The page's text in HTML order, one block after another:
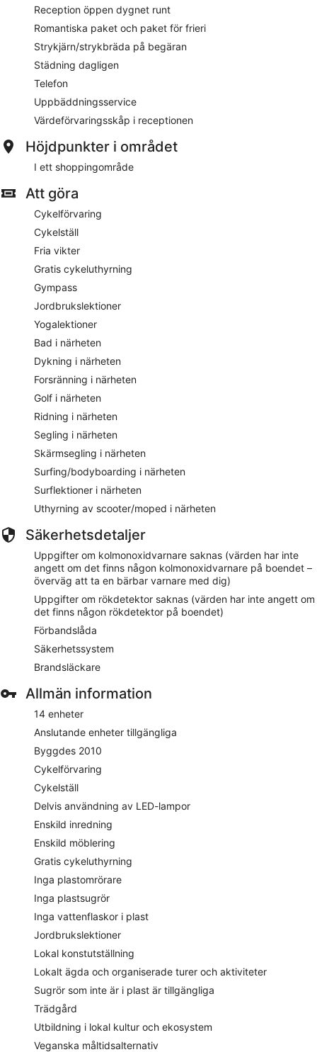
Reception öppen dygnet runt
Romantiska paket och paket för frieri
Strykjärn/strykbräda på begäran
Städning dagligen
Telefon
Uppbäddningsservice
Värdeförvaringsskåp i receptionen
Höjdpunkter i området
I ett shoppingområde
Att göra
Cykelförvaring
Cykelställ
Fria vikter
Gratis cykeluthyrning
Gympass
Jordbrukslektioner
Yogalektioner
Bad i närheten
Dykning i närheten
Forsränning i närheten
Golf i närheten
Ridning i närheten
Segling i närheten
Skärmsegling i närheten
Surfing/bodyboarding i närheten
Surflektioner i närheten
Uthyrning av scooter/moped i närheten
Säkerhetsdetaljer
Uppgifter om kolmonoxidvarnare saknas (värden har inte
angett om det finns någon kolmonoxidvarnare på boendet –
överväg att ta en bärbar varnare med dig)
Uppgifter om rökdetektor saknas (värden har inte angett om
det finns någon rökdetektor på boendet)
Förbandslåda
Säkerhetssystem
Brandsläckare
Allmän information
14 enheter
Anslutande enheter tillgängliga
Byggdes 2010
Cykelförvaring
Cykelställ
Delvis användning av LED-lampor
Enskild inredning
Enskild möblering
Gratis cykeluthyrning
Inga plastomrörare
Inga plastsugrör
Inga vattenflaskor i plast
Jordbrukslektioner
Lokal konstutställning
Lokalt ägda och organiserade turer och aktiviteter
Sugrör som inte är i plast är tillgängliga
Trädgård
Utbildning i lokal kultur och ekosystem
Veganska måltidsalternativ